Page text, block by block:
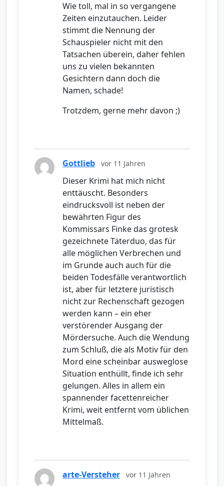
Wie toll, mal in so vergangene
Zeiten einzutauchen. Leider
stimmt die Nennung der
Schauspieler nicht mit den
Tatsachen überein, daher fehlen
uns zu vielen bekannten
Gesichtern dann doch die
Namen, schade!
Trotzdem, gerne mehr davon ;)
Gottlieb vor 11 Jahren
Dieser Krimi hat mich nicht
enttäuscht. Besonders
eindrucksvoll ist neben der
bewährten Figur des
Kommissars Finke das grotesk
gezeichnete Täterduo, das für
alle möglichen Verbrechen und
im Grunde auch auch für die
beiden Todesfälle verantwortlich
ist, aber für letztere juristisch
nicht zur Rechenschaft gezogen
werden kann – ein eher
verstörender Ausgang der
Mördersuche. Auch die Wendung
zum Schluß, die als Motiv für den
Mord eine scheinbar ausweglose
Situation enthüllt, finde ich sehr
gelungen. Alles in allem ein
spannender facettenreicher
Krimi, weit entfernt vom üblichen
Mittelmaß.
arte-Versteher vor 11 Jahren